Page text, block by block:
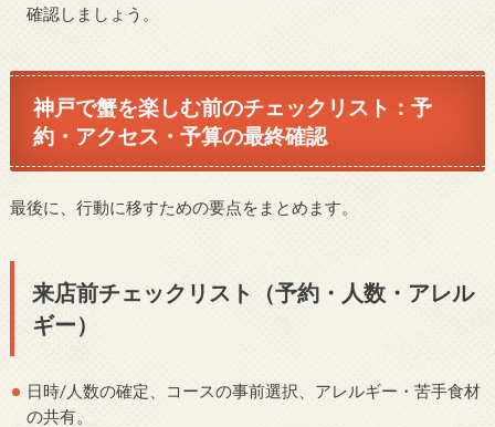
確認しましょう。
神戸で蟹を楽しむ前のチェックリスト：予
約・アクセス・予算の最終確認
最後に、行動に移すための要点をまとめます。
来店前チェックリスト（予約・人数・アレル
ギー）
日時/人数の確定、コースの事前選択、アレルギー・苦手食材
の共有。